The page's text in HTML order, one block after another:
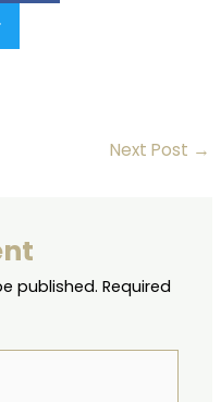
Next Post →
published. Required